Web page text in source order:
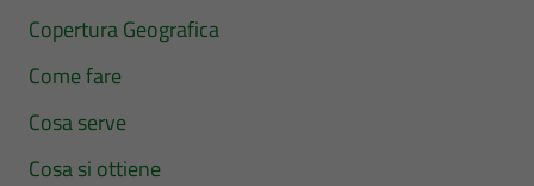
Copertura Geografica
Come fare
Cosa serve
Cosa si ottiene